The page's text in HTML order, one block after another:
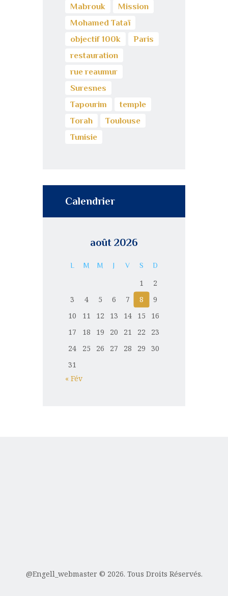
Mabrouk
Mission
Mohamed Tataï
objectif 100k
Paris
restauration
rue reaumur
Suresnes
Tapourim
temple
Torah
Toulouse
Tunisie
Calendrier
août 2026
L M M J V S D
1
2
3
4 5 6 7 8
9
10
11 12 13 14 15
16
17
18 19 20 21 22
23
24
25 26 27 28 29
30
31
« Fév
@Engell_webmaster © 2026. Tous Droits Réservés.